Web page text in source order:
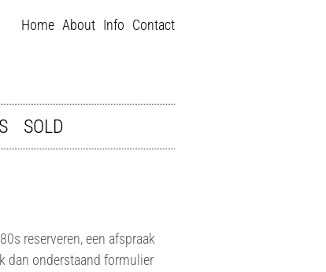
Home About Info Contact
SOLD
reserveren, een afspraak
dan onderstaand formulier